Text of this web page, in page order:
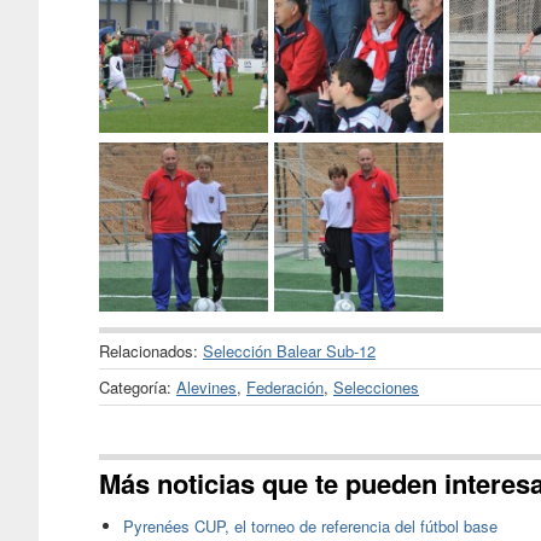
Relacionados: Selección Balear Sub-12
Categoría: Alevines, Federación, Selecciones
Más noticias que te pueden
Pyrenées CUP, el torneo de referencia del fútbol base